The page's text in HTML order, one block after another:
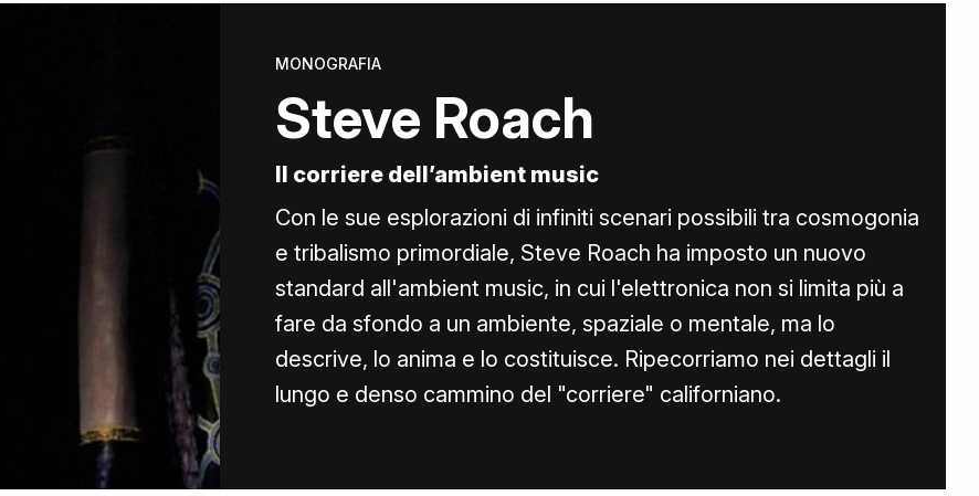
MONOGRAFIA
Steve Roach
Il corriere dell’ambient music
Con le sue esplorazioni di infiniti scenari possibili tra cosmogonia
e tribalismo primordiale, Steve Roach ha imposto un nuovo
standard all'ambient music, in cui l'elettronica non si limita più a
fare da sfondo a un ambiente, spaziale o mentale, ma lo
descrive, lo anima e lo costituisce. Ripecorriamo nei dettagli il
lungo e denso cammino del "corriere" californiano.